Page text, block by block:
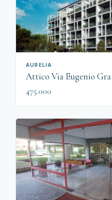
AURELIA
Attico Via Eugenio Gra
475.000